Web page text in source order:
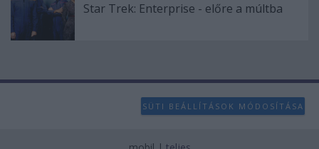
Star Trek: Enterprise - előre a múltba
SÜTI BEÁLLÍTÁSOK MÓDOSÍTÁSA